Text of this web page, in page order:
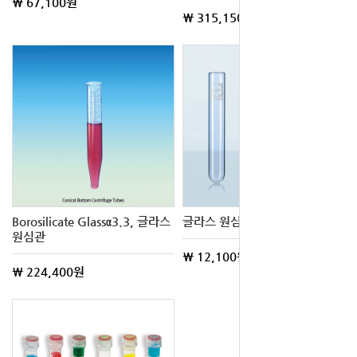
\ 315,150원
Borosilicate Glassα3.3, 글라스
원심관
\ 224,400원
글라스 원심관 6㎖ ~ 250㎖
\ 12,100원